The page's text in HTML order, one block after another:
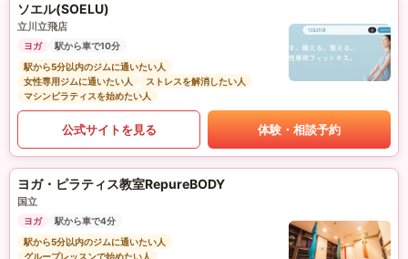
ソエル(SOELU)
立川立飛店
ヨガ
駅から車で10分
駅から5分以内のジムに通いたい人
女性専用ジムに通いたい人
ストレスを解消したい人
マシンピラティスを始めたい人
公式サイトを見る 体験・相談予約
ヨガ・ピラティス教室RepureBODY
国立
ヨガ
駅から車で4分
駅から5分以内のジムに通いたい人
グループレッスンで始めたい人